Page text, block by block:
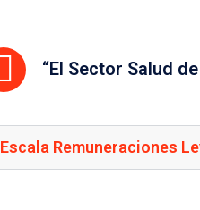
“El Sector Salud
Escala Remuneraciones